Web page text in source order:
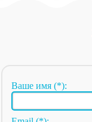
Ваше имя (*):